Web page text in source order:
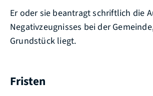
Er oder sie beantragt schriftlich die
Negativzeugnisses bei der
Grundstück liegt.
Fristen